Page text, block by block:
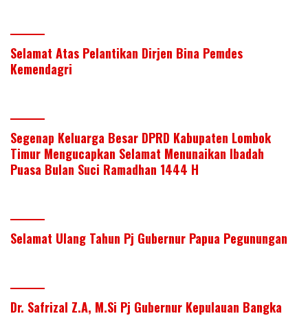
Selamat Atas Pelantikan Dirjen Bina Pemdes
Kemendagri
Segenap Keluarga Besar DPRD Kabupaten Lombok
Timur Mengucapkan Selamat Menunaikan Ibadah
Puasa Bulan Suci Ramadhan 1444 H
Selamat Ulang Tahun Pj Gubernur Papua Pegunungan
Dr. Safrizal Z.A, M.Si Pj Gubernur Kepulauan Bangka